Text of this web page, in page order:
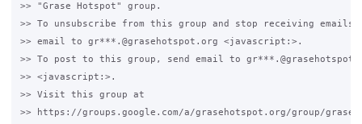
>> "Grase Hotspot" group.
>> To unsubscribe from this group and stop receiving
>> email to gr***.@grasehotspot.org <javascript:>.
>> To post to this group, send email to
>> <javascript:>.
>> Visit this group at
>> https://groups.google.com/a/grasehotspot.org/group/